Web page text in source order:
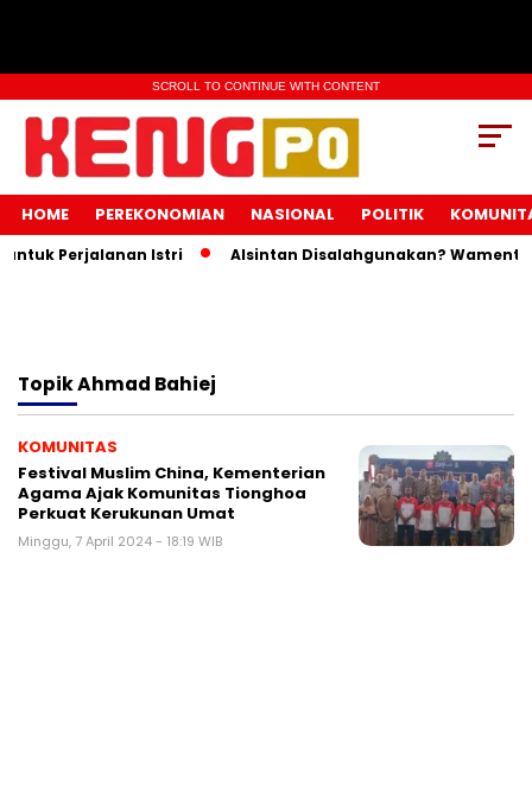
SCROLL TO CONTINUE WITH CONTENT
HOME PEREKONOMIAN NASIONAL POLITIK
Perjalanan Istri Alsintan Disalahgunakan?
TopikAhmad Bahiej
KOMUNITAS
Festival Muslim China, Kementerian
Agama Ajak Komunitas Tionghoa
Perkuat Kerukunan Umat
Minggu, 7 April 2024 - 18:19 WIB